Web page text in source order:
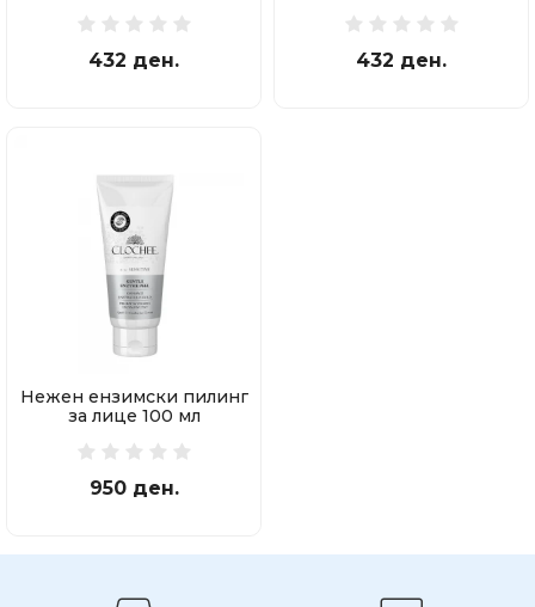
432 ден. 432 ден.
Нежен ензимски пилинг
за лице 100 мл
950 ден.